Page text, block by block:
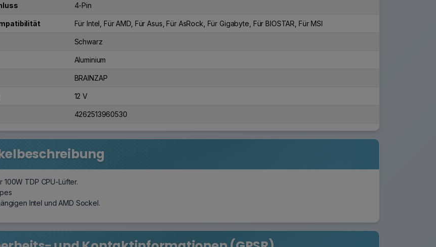
4-Pin
Für Intel, Für AMD, Für Asus, Für AsRock, Für Gigabyte, Für BIOSTAR, Für MSI
Schwarz
Aluminium
BRAINZAP
12 V
4262513960530
100W TDP CPU-Lüfter.
Intel und AMD Sockel.